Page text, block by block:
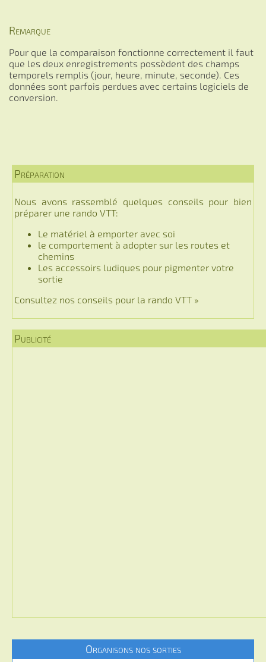
Remarque
Pour que la comparaison fonctionne correctement il faut
que les deux enregistrements possèdent des champs
temporels remplis (jour, heure, minute, seconde). Ces
données sont parfois perdues avec certains logiciels de
conversion.
Préparation
Nous avons rassemblé quelques conseils pour bien
préparer une rando VTT:
Le matériel à emporter avec soi
le comportement à adopter sur les routes et
chemins
Les accessoirs ludiques pour pigmenter votre
sortie
Consultez nos conseils pour la rando VTT »
Publicité
Organisons nos sorties